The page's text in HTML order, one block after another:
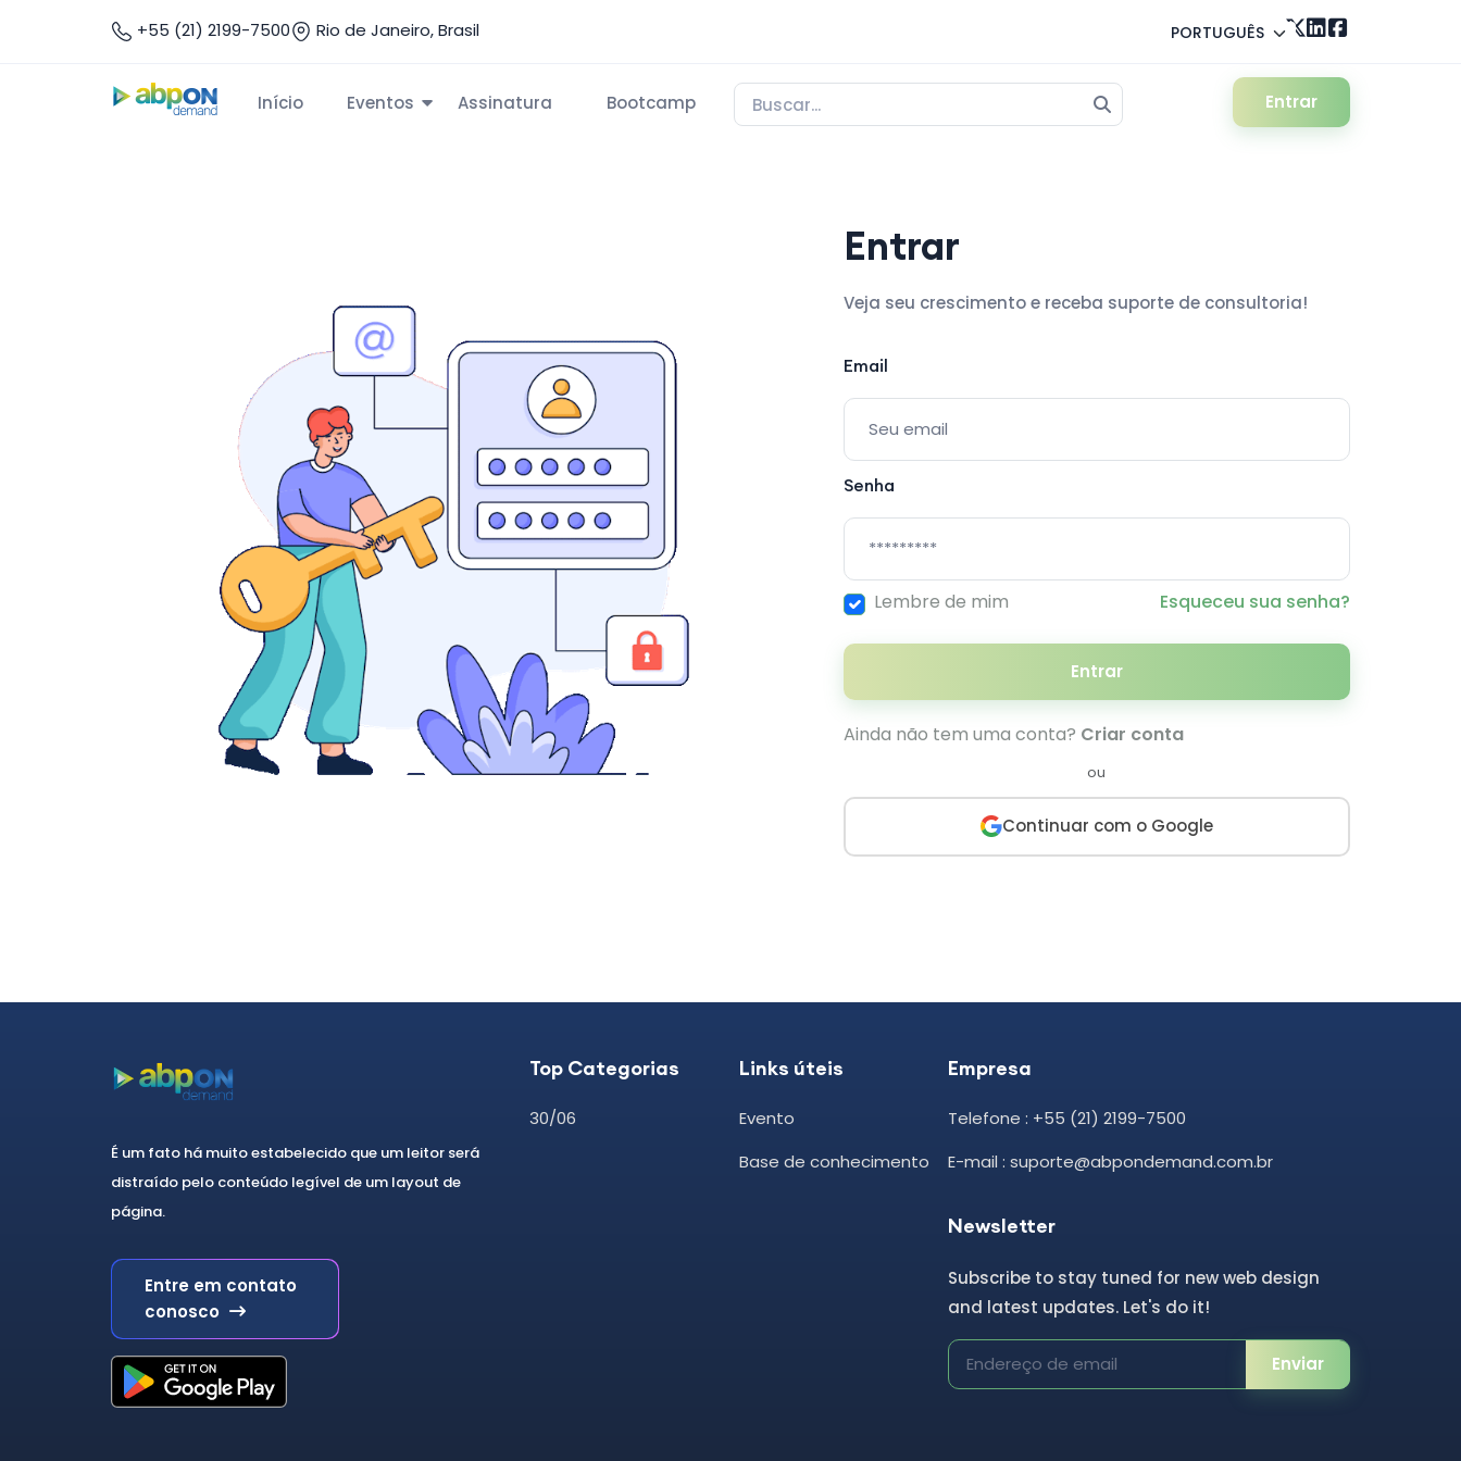
+55 (21) 2199-7500 Rio de Janeiro, Brasil PORTUGUÊS
Início Eventos Assinatura Bootcamp Entrar
Entrar
Veja seu crescimento e receba suporte de consultoria!
Email
Senha
Lembre de mim Esqueceu sua senha?
Entrar
Ainda não tem uma conta? Criar conta
ou
Continuar com o Google
É um fato há muito estabelecido que um leitor será
distraído pelo conteúdo legível de um layout de
página.
Entre em contato
conosco
Top Categorias
30/06
Links úteis
Evento
Base de conhecimento
Empresa
Telefone : +55 (21) 2199-7500
E-mail : suporte@abpondemand.com.br
Newsletter
Subscribe to stay tuned for new web design
and latest updates. Let's do it!
Enviar